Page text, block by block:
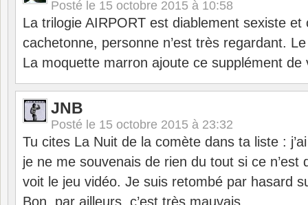
Posté le 15 octobre 2015 à 10:58
La trilogie AIRPORT est diablement sexiste
cachetonne, personne n’est très regardant.
La moquette marron ajoute ce supplément de
JNB
Posté le 15 octobre 2015 à 23:32
Tu cites La Nuit de la comète dans ta liste :
je ne me souvenais de rien du tout si ce n’est
voit le jeu vidéo. Je suis retombé par hasard
Bon, par ailleurs, c’est très mauvais.